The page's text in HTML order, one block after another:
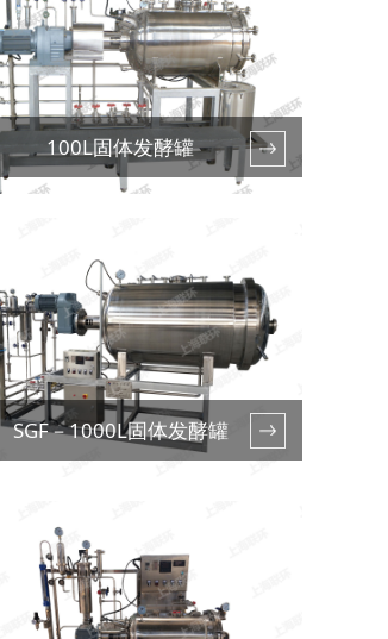
100L固体发酵罐
SGF－1000L固体发酵罐